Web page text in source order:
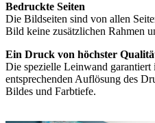
Bedruckte Seiten
Die Bildseiten sind von allen
Bild keine zusätzlichen Rahmen
Ein Druck von höchster
Die spezielle Leinwand
entsprechenden Auflösung des
Bildes und Farbtiefe.